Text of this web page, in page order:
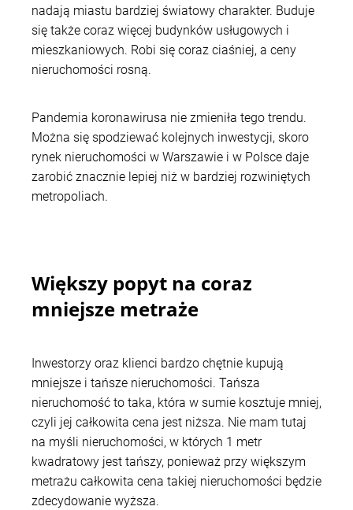
nadają miastu bardziej światowy charakter. Buduje
się także coraz więcej budynków usługowych i
mieszkaniowych. Robi się coraz ciaśniej, a ceny
nieruchomości rosną.
Pandemia koronawirusa nie zmieniła tego trendu.
Można się spodziewać kolejnych inwestycji, skoro
rynek nieruchomości w Warszawie i w Polsce daje
zarobić znacznie lepiej niż w bardziej rozwiniętych
metropoliach.
Większy popyt na coraz
mniejsze metraże
Inwestorzy oraz klienci bardzo chętnie kupują
mniejsze i tańsze nieruchomości. Tańsza
nieruchomość to taka, która w sumie kosztuje mniej,
czyli jej całkowita cena jest niższa. Nie mam tutaj
na myśli nieruchomości, w których 1 metr
kwadratowy jest tańszy, ponieważ przy większym
metrażu całkowita cena takiej nieruchomości będzie
zdecydowanie wyższa.